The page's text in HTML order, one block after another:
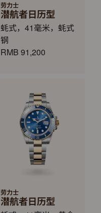
劳力士
潜航者日历型
蚝式，41毫米，蚝式
钢
RMB 91,200
劳力士
潜航者日历型